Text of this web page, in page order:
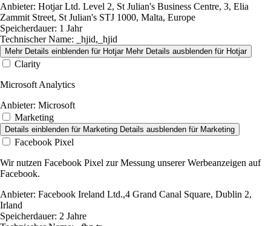
Anbieter: Hotjar Ltd. Level 2, St Julian's Business Centre, 3, Elia
Zammit Street, St Julian's STJ 1000, Malta, Europe
Speicherdauer: 1 Jahr
Technischer Name: _hjid,_hjid
Mehr Details einblenden für Hotjar Mehr Details ausblenden für Hotjar
Clarity
Microsoft Analytics
Anbieter: Microsoft
Marketing
Details einblenden für Marketing Details ausblenden für Marketing
Facebook Pixel
Wir nutzen Facebook Pixel zur Messung unserer Werbeanzeigen auf
Facebook.
Anbieter: Facebook Ireland Ltd.,4 Grand Canal Square, Dublin 2,
Irland
Speicherdauer: 2 Jahre